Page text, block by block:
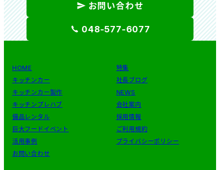
お問い合わせ
048-577-6077
HOME
キッチンカー
キッチンカー製作
キッチンプレハブ
備品レンタル
巨大フードイベント
活用事例
お問い合わせ
特集
社長ブログ
NEWS
会社案内
採用情報
ご利用規約
プライバシーポリシー